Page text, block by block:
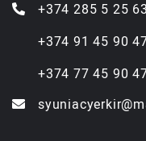
+374 285 5 25 63
+374 91 45 90
+374 77 45 90